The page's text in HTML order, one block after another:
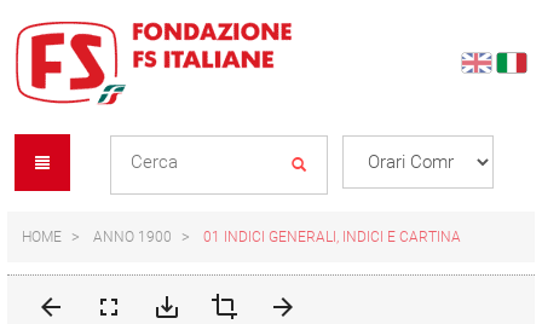
content
navigation
menu
HOME ANNO 1900 01 INDICI GENERALI, INDICI E CARTINA